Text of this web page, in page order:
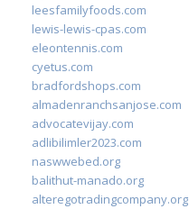
leesfamilyfoods.com
lewis-lewis-cpas.com
eleontennis.com
cyetus.com
bradfordshops.com
almadenranchsanjose.com
advocatevijay.com
adlibilimler2023.com
naswwebed.org
balithut-manado.org
alteregotradingcompany.org